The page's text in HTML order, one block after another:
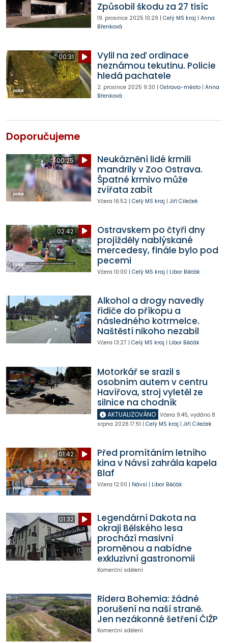
Způsobil škodu za 27 tisíc
19. prosince 2025 10:29 | Celý MS kraj | Anna
Břenková
00:31
Vylil na zeď ordinace
neznámou tekutinu. Policie
hledá pachatele
2. prosince 2025 9:30 | Ostrava-město| Anna
Břenková
Doporučujeme
00:25
Neukáznění lidé krmili
mandrily v Zoo Ostrava.
Špatné krmivo může
zvířata zabít
Včera 16:52| Celý MS kraj | Jiří Cileček
02:42
Ostravskem po čtyři dny
projížděly nablýskané
mercedesy, finále bylo pod
pecemi
Včera 10:00 | Celý MS kraj | Libor Běčák
Alkohol a drogy navedly
řidiče do příkopu a
následného kotrmelce.
Naštěstí nikoho nezabil
Včera 13:27 | Celý MS kraj | Libor Běčák
Motorkář se srazil s
osobním autem v centru
Havířova, stroj vyletěl ze
silnice na chodník
AKTUALIZOVÁNO Včera 9:45, vydáno 8.
srpna 2026 17:51 | Celý MS kraj | Jiří Cileček
01:42
Před promítáním letního
kina v Návsí zahrála kapela
Blaf
Včera 12:00 | Návsí| Libor Běčák
01:32
Legendární Dakota na
okraji Bělského lesa
prochází masivní
proměnou a nabídne
exkluzivní gastronomii
Komerční sdělení
Ridera Bohemia: žádné
porušení na naší straně.
Jen nezákonné šetření ČIŽP
Komerční sdělení